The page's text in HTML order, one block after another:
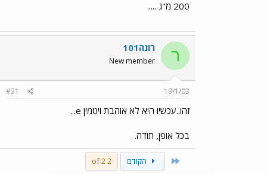
200 מ"ג .....
ר רונה101
New member
19/1/03
#31
זהו..עכשיו היא לא אוהבת ויטמין e...
בכל אופן, תודה.
First הקודם 2 of 2